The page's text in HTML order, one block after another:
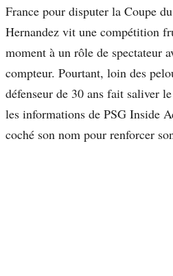
France pour disputer la Coupe
Hernandez vit une compétition
moment à un rôle de spectateur
compteur. Pourtant, loin des
défenseur de 30 ans fait saliver
les informations de PSG Inside
coché son nom pour renforcer